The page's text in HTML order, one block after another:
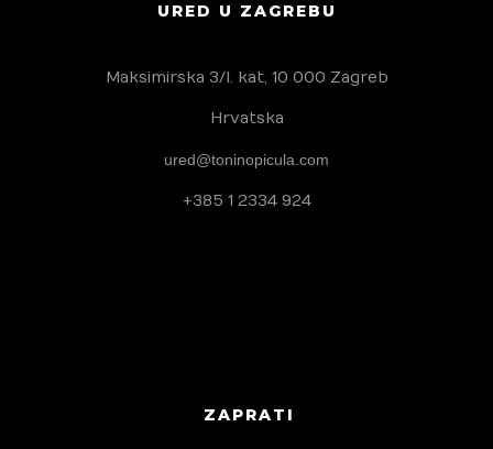
URED U ZAGREBU
Maksimirska 3/I. kat, 10 000 Zagreb
Hrvatska
ured@toninopicula.com
+385 1 2334 924
ZAPRATI